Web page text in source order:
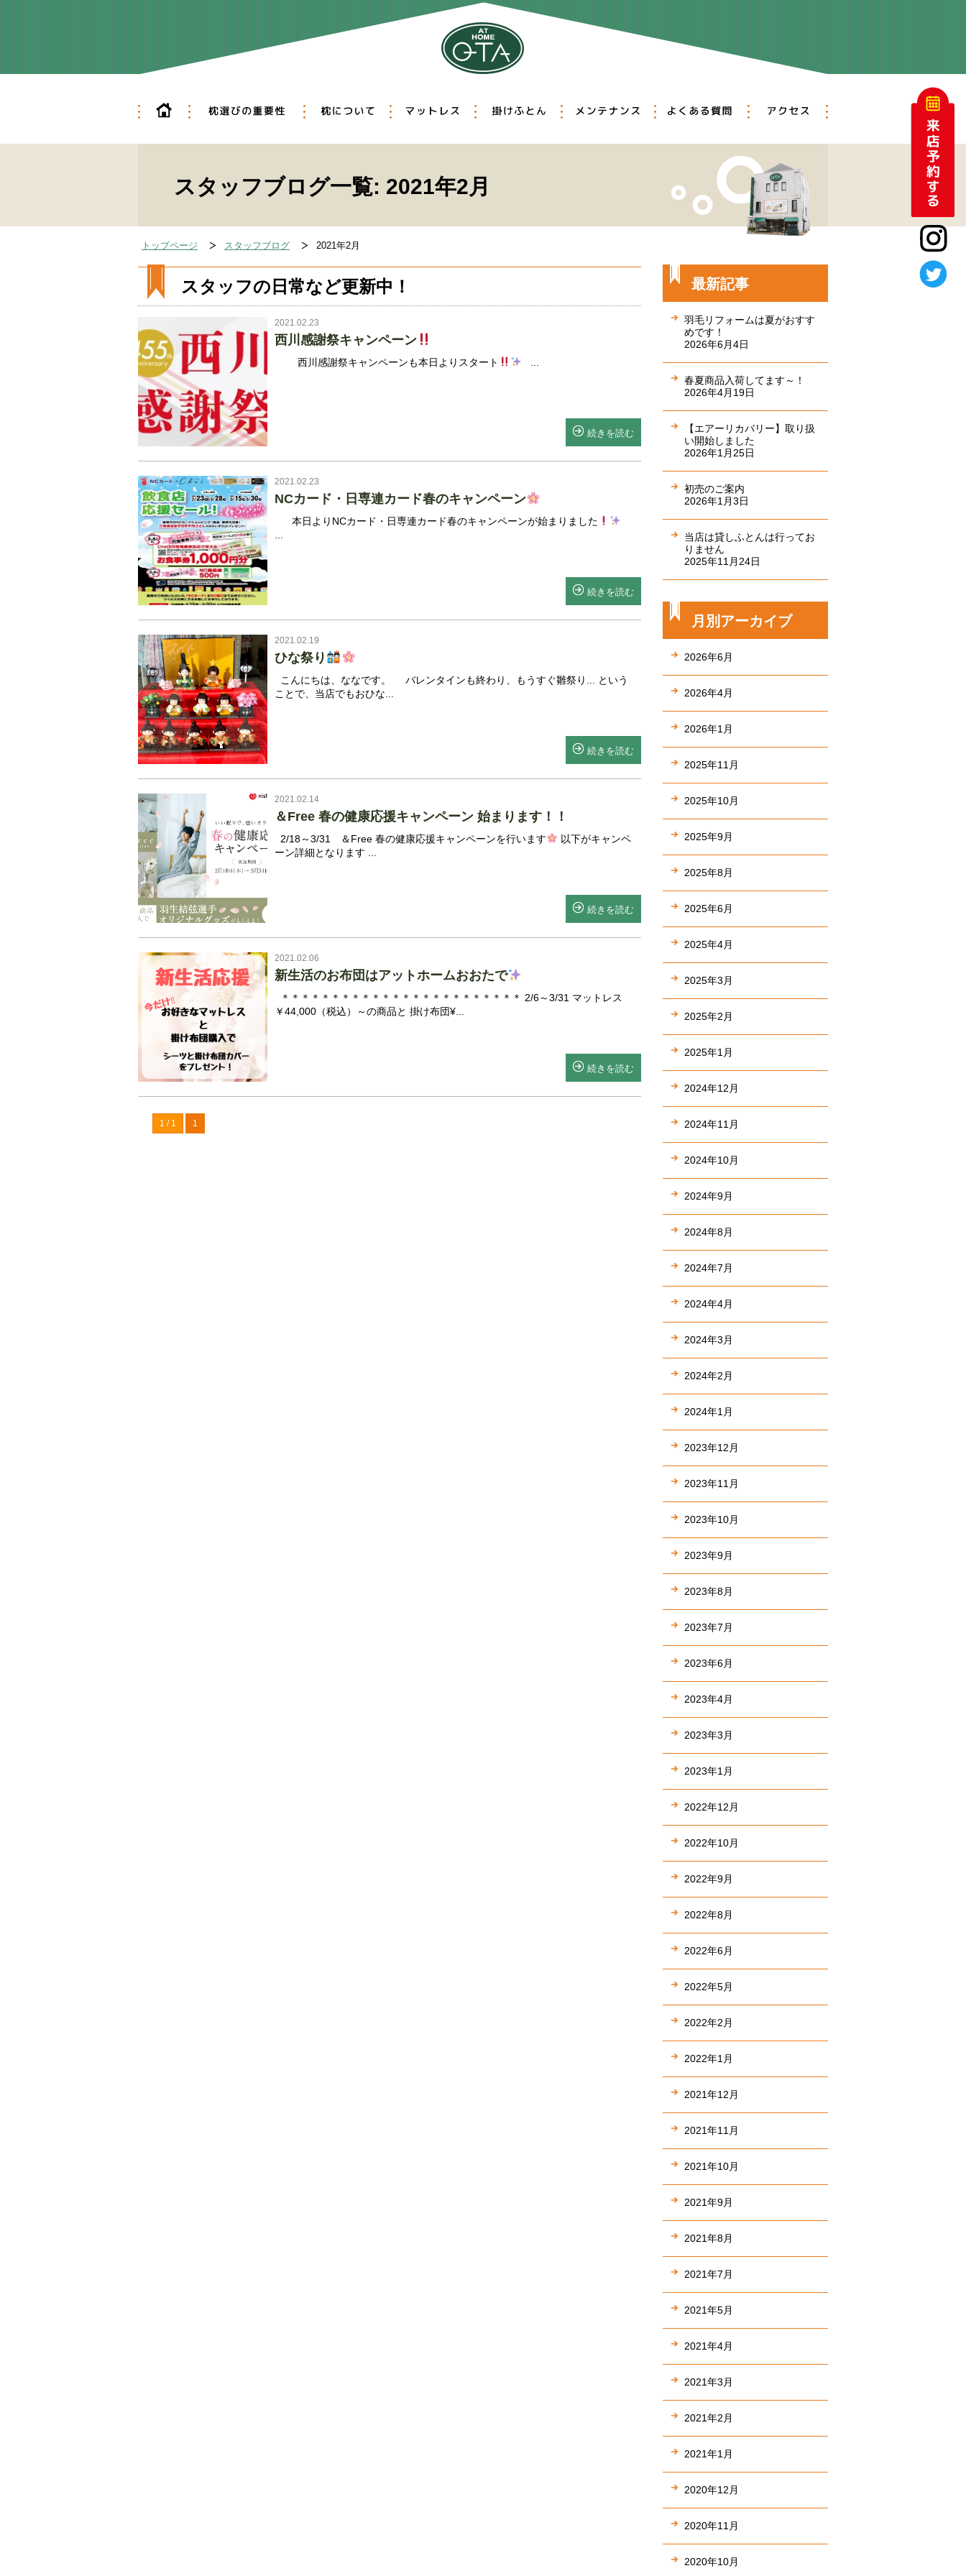
ホーム 枕選びの重要性 枕について マットレス 掛けふとん メンテナンス よくある質問 アクセス
スタッフブログ一覧: 2021年2月
トップページ スタッフブログ 2021年2月
スタッフの日常など更新中！
2021.02.23
西川感謝祭キャンペーン
西川感謝祭キャンペーンも本日よりスタート
続きを読む
2021.02.23
NCカード・日専連カード春のキャンペーン
本日よりNCカード・日専連カード春のキャンペーンが始まりました
続きを読む
2021.02.19
ひな祭り
こんにちは、ななです。 バレンタインも終わり、もうすぐ雛祭り... という
ことで、当店でもおひな...
続きを読む
2021.02.14
＆Free 春の健康応援キャンペーン 始まります！！
2/18～3/31 ＆Free 春の健康応援キャンペーンを行います
以下がキャンペ
ーン詳細となります ...
続きを読む
2021.02.06
新生活のお布団はアットホームおおたで
＊＊＊＊＊＊＊＊＊＊＊＊＊＊＊＊＊＊＊＊＊＊＊＊ 2/6～3/31 マットレス
￥44,000（税込）～の商品と 掛け布団¥...
続きを読む
1 / 1 1
最新記事
羽毛リフォームは夏がおすす
めです！
2026年6月4日
春夏商品入荷してます～！
2026年4月19日
【エアーリカバリー】取り扱
い開始しました
2026年1月25日
初売のご案内
2026年1月3日
当店は貸しふとんは行ってお
りません
2025年11月24日
月別アーカイブ
2026年6月
2026年4月
2026年1月
2025年11月
2025年10月
2025年9月
2025年8月
2025年6月
2025年4月
2025年3月
2025年2月
2025年1月
2024年12月
2024年11月
2024年10月
2024年9月
2024年8月
2024年7月
2024年4月
2024年3月
2024年2月
2024年1月
2023年12月
2023年11月
2023年10月
2023年9月
2023年8月
2023年7月
2023年6月
2023年4月
2023年3月
2023年1月
2022年12月
2022年10月
2022年9月
2022年8月
2022年6月
2022年5月
2022年2月
2022年1月
2021年12月
2021年11月
2021年10月
2021年9月
2021年8月
2021年7月
2021年5月
2021年4月
2021年3月
2021年2月
2021年1月
2020年12月
2020年11月
2020年10月